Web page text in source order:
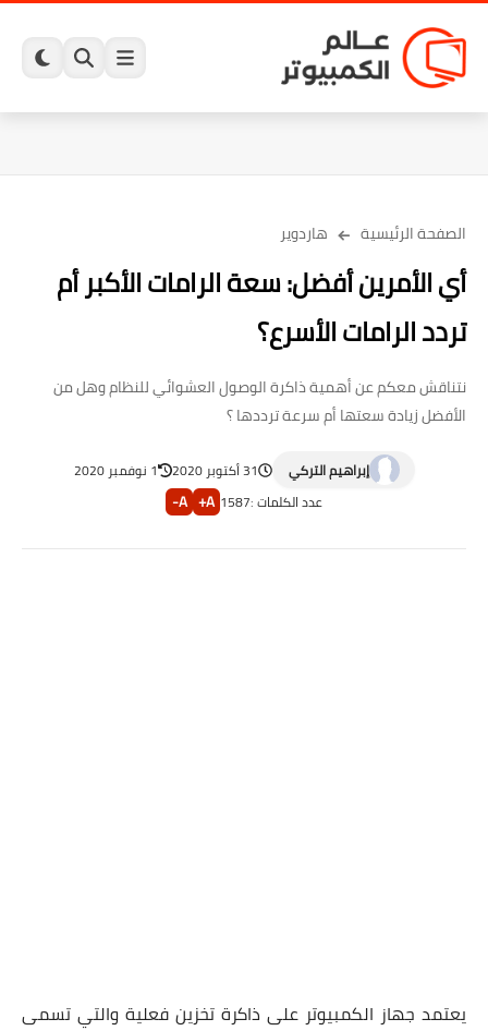
الصفحة الرئيسية هاردوير
أي الأمرين أفضل: سعة الرامات الأكبر أم
تردد الرامات الأسرع؟
نتناقش معكم عن أهمية ذاكرة الوصول العشوائي للنظام وهل من
الأفضل زيادة سعتها أم سرعة ترددها ؟
إبراهيم التركي 31 أكتوبر 2020
1 نوفمبر 2020
عدد الكلمات :1587
A+
A-
يعتمد جهاز الكمبيوتر على ذاكرة تخزين فعلية والتي تسمى